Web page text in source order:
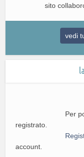
sito
vedi
Per
registrato.
account.